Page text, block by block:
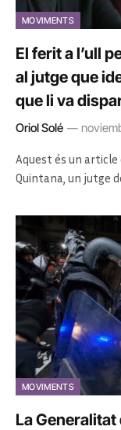
MOVIMENTS
El ferit a l’ull
al jutge que
que li va
Oriol Solé
Aquest és un article
Quintana, un jutge
MOVIMENTS
La